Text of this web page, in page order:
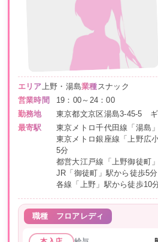
エリア上野・湯島業種スナック
営業時間
19：00～24：00
勤務地
東京都文京区湯島3-45-5
最寄駅
東京メトロ千代田線「湯島
東京メトロ銀座線「上野広
5分
都営大江戸線「上野御徒町
JR「御徒町」駅から徒歩5分
各線「上野」駅から徒歩10
職種 フロアレディ